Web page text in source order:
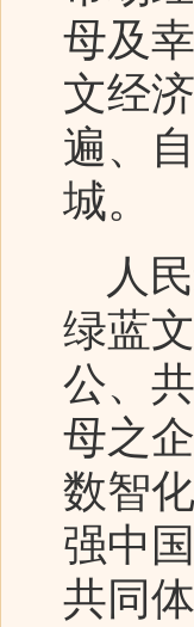
母及
文经
遍、
城。
人民
绿蓝
公、
母之
数智
强中
共同